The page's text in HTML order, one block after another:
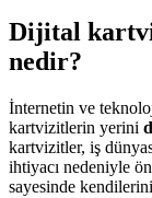
Dijital
nedir?
İnternetin ve
kartvizitlerin yerini
kartvizitler, iş
ihtiyacı nedeniyle
sayesinde